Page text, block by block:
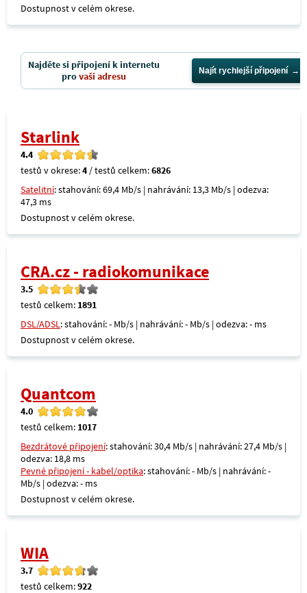
Dostupnost v celém okrese.
Najděte si připojení k internetu
provaši adresu Najít rychlejší připojení
Starlink
4.4
testů v okrese:4 / testů celkem:6826
Satelitní: stahování: 69,4 Mb/s | nahrávání: 13,3 Mb/s | odezva:
47,3 ms
Dostupnost v celém okrese.
CRA.cz - radiokomunikace
3.5
testů celkem: 1891
DSL/ADSL: stahování: - Mb/s | nahrávání: - Mb/s | odezva: - ms
Dostupnost v celém okrese.
Quantcom
4.0
testů celkem: 1017
Bezdrátové připojení: stahování: 30,4 Mb/s | nahrávání: 27,4 Mb/s |
odezva: 18,8 ms
Pevné připojení - kabel/optika: stahování: - Mb/s | nahrávání: -
Mb/s | odezva: - ms
Dostupnost v celém okrese.
WIA
3.7
testů celkem:922